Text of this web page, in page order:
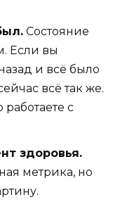
Состояние
Если вы
и всё было
всё так же.
с
здоровья.
метрика, но